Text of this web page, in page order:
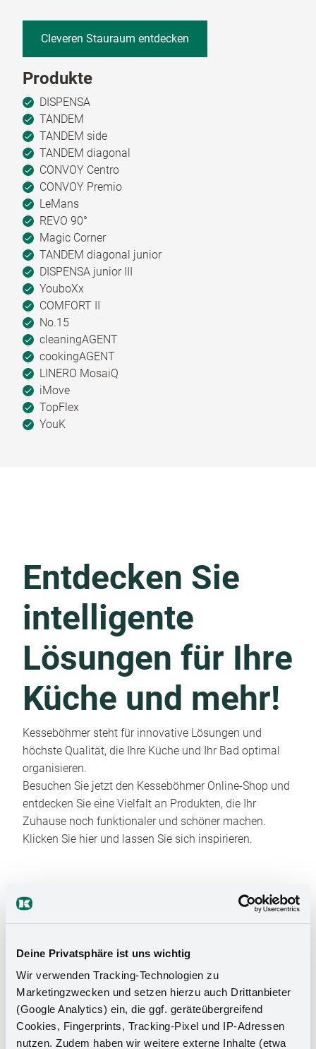
Deine Privatsphäre ist uns wichtig
Wir verwenden Tracking-Technologien zu
Marketingzwecken und setzen hierzu auch Drittanbieter
(Google Analytics) ein, die ggf. geräteübergreifend
Cookies, Fingerprints, Tracking-Pixel und IP-Adressen
nutzen. Zudem haben wir weitere externe Inhalte (etwa
Cleveren Stauraum entdecken
Produkte
DISPENSA
TANDEM
TANDEM side
TANDEM diagonal
CONVOY Centro
CONVOY Premio
LeMans
REVO 90°
Magic Corner
TANDEM diagonal junior
DISPENSA junior III
YouboXx
COMFORT II
No.15
cleaningAGENT
cookingAGENT
LINERO MosaiQ
iMove
TopFlex
YouK
Entdecken Sie
intelligente
Lösungen für Ihre
Küche und mehr!
Kesseböhmer steht für innovative Lösungen und
höchste Qualität, die Ihre Küche und Ihr Bad optimal
organisieren.
Besuchen Sie jetzt den Kesseböhmer Online-Shop und
entdecken Sie eine Vielfalt an Produkten, die Ihr
Zuhause noch funktionaler und schöner machen.
Klicken Sie hier und lassen Sie sich inspirieren.
Das Stauraumwunder für Ihr
Badezimmer